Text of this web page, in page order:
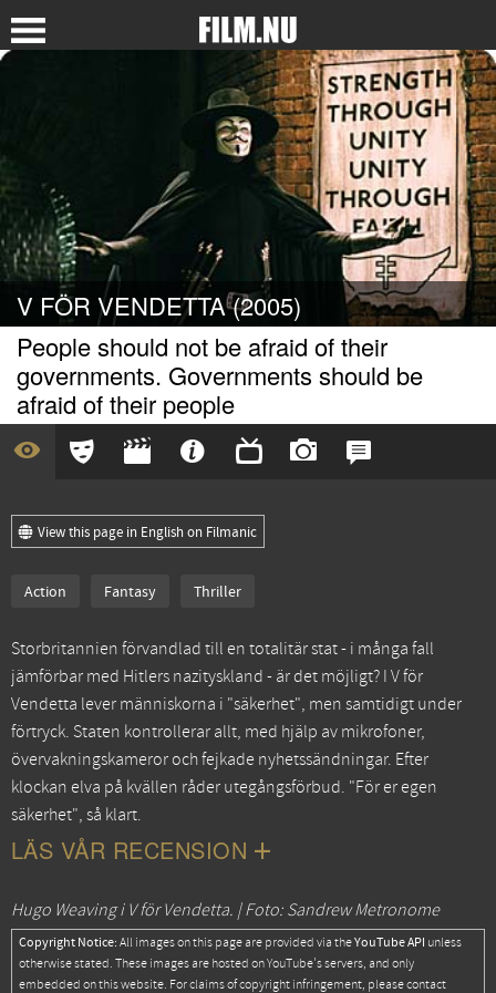
V FÖR VENDETTA (2005)
People should not be afraid of their
governments. Governments should be
afraid of their people
View this page in English on Filmanic
Action Fantasy Thriller
Storbritannien förvandlad till en totalitär stat - i många fall
jämförbar med Hitlers nazityskland - är det möjligt? I V för
Vendetta lever människorna i "säkerhet", men samtidigt under
förtryck. Staten kontrollerar allt, med hjälp av mikrofoner,
övervakningskameror och fejkade nyhetssändningar. Efter
klockan elva på kvällen råder utegångsförbud. "För er egen
säkerhet", så klart.
LÄS VÅR RECENSION
Hugo Weaving i V för Vendetta. | Foto: Sandrew Metronome
Copyright Notice: All images on this page are provided via theYouTube API unless
otherwise stated. These images are hosted on YouTube's servers, and only
embedded on this website. For claims of copyright infringement, please contact